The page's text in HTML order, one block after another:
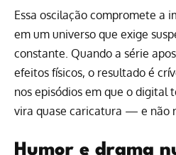
Essa oscilação compromete a
em um universo que exige
constante. Quando a série
efeitos físicos, o resultado é
nos episódios em que o digital
vira quase caricatura — e não
Humor e drama